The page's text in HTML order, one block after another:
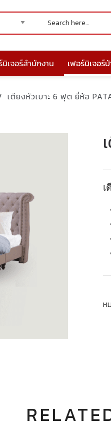
นิเจอร์สำนักงาน เฟอร์นิเจอร์
เตียงหัวเบาะ 6 ฟุต ยี่ห้อ
เ
ห